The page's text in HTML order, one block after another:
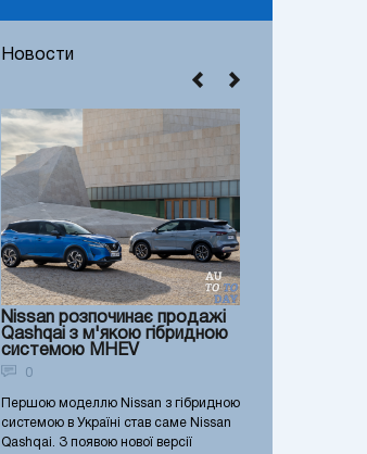
Новости
Nissan розпочинає продажі
Qashqai з м'якою гібридною
системою MHEV
0
Першою моделлю Nissan з гібридною
системою в Україні став саме Nissan
Qashqai. З появою нової версії